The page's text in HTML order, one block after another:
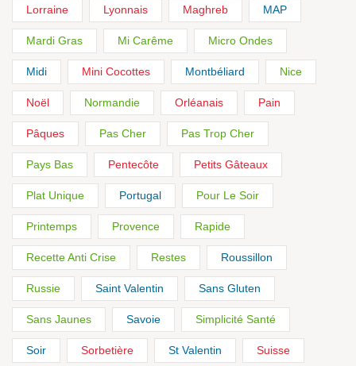
Lorraine Lyonnais Maghreb MAP
Mardi Gras Mi Carême Micro Ondes
Midi Mini Cocottes Montbéliard Nice
Noël Normandie Orléanais Pain
Pâques Pas Cher Pas Trop Cher
Pays Bas Pentecôte Petits Gâteaux
Plat Unique Portugal Pour Le Soir
Printemps Provence Rapide
Recette Anti Crise Restes Roussillon
Russie Saint Valentin Sans Gluten
Sans Jaunes Savoie Simplicité Santé
Soir Sorbetière St Valentin Suisse